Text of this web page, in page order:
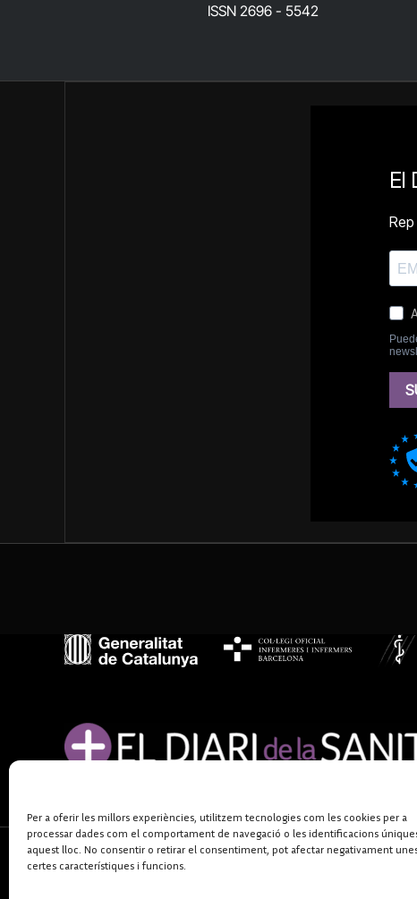
Per a oferir les millors experiències, utilitzem tecnologies com les cookies per a
processar dades com el comportament de navegació o les identificacions
aquest lloc. No consentir o retirar el consentiment, pot afectar negativament
certes característiques i funcions.
ISSN 2696 - 5542